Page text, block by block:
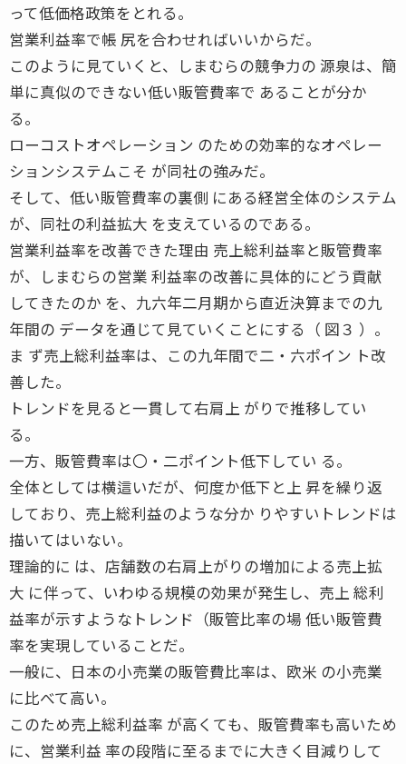
って低価格政策をとれる。
営業利益率で帳 尻を合わせればいいからだ。
このように見ていくと、しまむらの競争力の 源泉は、簡
単に真似のできない低い販管費率で あることが分か
る。
ローコストオペレーション のための効率的なオペレー
ションシステムこそ が同社の強みだ。
そして、低い販管費率の裏側 にある経営全体のシステム
が、同社の利益拡大 を支えているのである。
営業利益率を改善できた理由 売上総利益率と販管費率
が、しまむらの営業 利益率の改善に具体的にどう貢献
してきたのか を、九六年二月期から直近決算までの九
年間の データを通じて見ていくことにする（ 図３ ）。
ま ず売上総利益率は、この九年間で二・六ポイン ト改
善した。
トレンドを見ると一貫して右肩上 がりで推移してい
る。
一方、販管費率は〇・二ポイント低下してい る。
全体としては横這いだが、何度か低下と上 昇を繰り返
しており、売上総利益のような分か りやすいトレンドは
描いてはいない。
理論的に は、店舗数の右肩上がりの増加による売上拡
大 に伴って、いわゆる規模の効果が発生し、売上 総利
益率が示すようなトレンド（販管比率の場 低い販管費
率を実現していることだ。
一般に、日本の小売業の販管費比率は、欧米 の小売業
に比べて高い。
このため売上総利益率 が高くても、販管費率も高いため
に、営業利益 率の段階に至るまでに大きく目減りして